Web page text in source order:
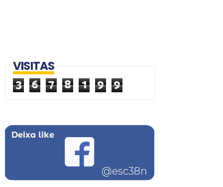
VISITAS
3 6 7 8 1 9 9